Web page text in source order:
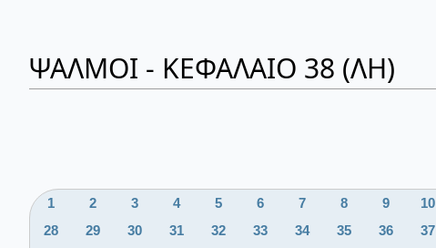
ΨΑΛΜΟΙ - ΚΕΦΑΛΑΙΟ 38 (ΛΗ)
1 2 3 4 5 6 7 8 9 10
28
29 30 31 32 33 34 35 36 37